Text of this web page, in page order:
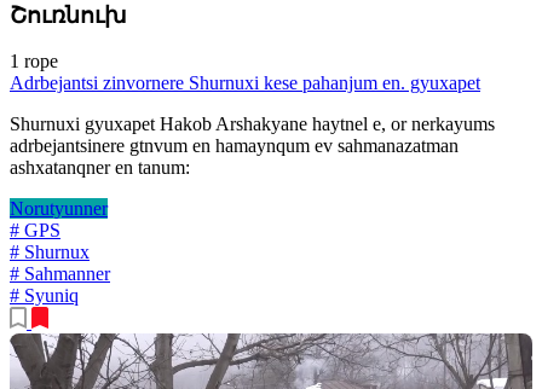
Շուռնուխ
1 rope
Adrbejantsi zinvornere Shurnuxi kese pahanjum en. gyuxapet
Shurnuxi gyuxapet Hakob Arshakyane haytnel e, or nerkayums
adrbejantsinere gtnvum en hamaynqum ev sahmanazatman
ashxatanqner en tanum:
Norutyunner
# GPS
# Shurnux
# Sahmanner
# Syuniq